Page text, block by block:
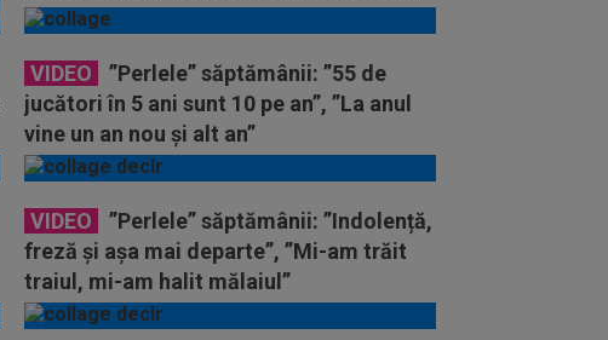
sacoșa plină cu înjurături”
VIDEO
”Perlele” săptămânii: ”55 de
jucători în 5 ani sunt 10 pe an”, ”La anul
vine un an nou și alt an”
VIDEO
”Perlele” săptămânii: ”Indolență,
freză și așa mai departe”, ”Mi-am trăit
traiul, mi-am halit mălaiul”